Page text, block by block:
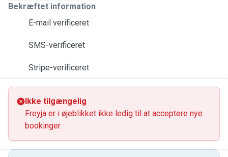
Bekræftet information
E-mail verificeret
SMS-verificeret
Stripe-verificeret
Ikke tilgængelig
Freyja er i øjeblikket ikke ledig til at acceptere nye
bookinger.